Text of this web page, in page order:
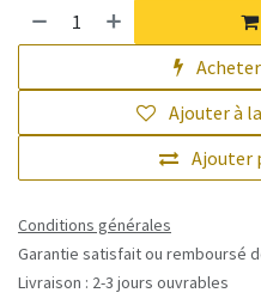
Ajouter
Ajouter à
Conditions générales
Garantie satisfait ou remboursé
Livraison : 2-3 jours ouvrables